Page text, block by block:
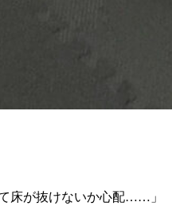
床が抜けないか心配……」